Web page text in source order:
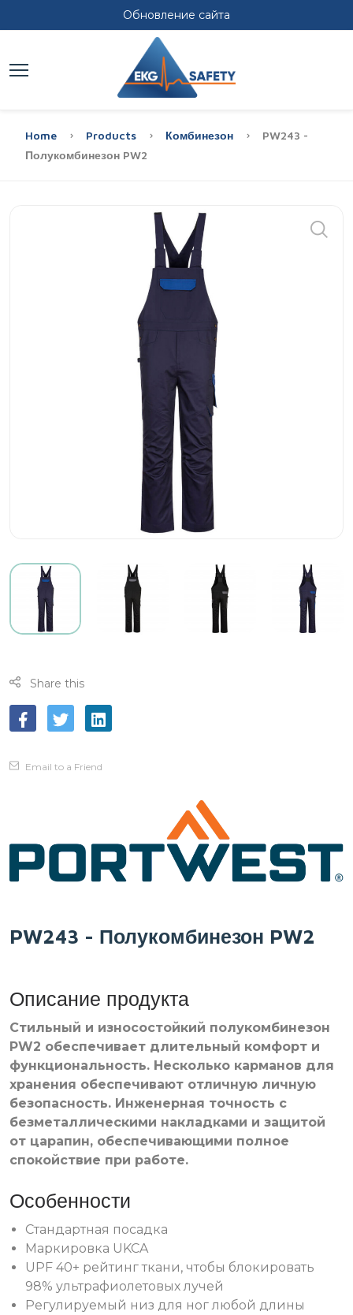
Обновление сайта
Home Products Комбинезон
PW243 -
Полукомбинезон PW2
Share this
Email to a Friend
PW243 - Полукомбинезон PW2
Описание продукта
Стильный и износостойкий полукомбинезон
PW2 обеспечивает длительный комфорт и
функциональность. Несколько карманов для
хранения обеспечивают отличную личную
безопасность. Инженерная точность с
безметаллическими накладками и защитой
от царапин, обеспечивающими полное
спокойствие при работе.
Особенности
Стандартная посадка
Маркировка UKCA
UPF 40+ рейтинг ткани, чтобы блокировать
98% ультрафиолетовых лучей
Регулируемый низ для ног любой длины